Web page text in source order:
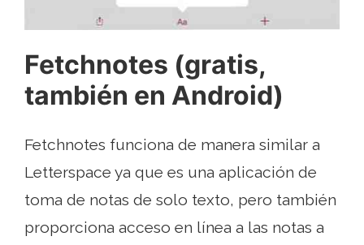
Fetchnotes (gratis,
también en Android)
Fetchnotes funciona de manera similar a
Letterspace ya que es una aplicación de
toma de notas de solo texto, pero también
proporciona acceso en línea a las notas a